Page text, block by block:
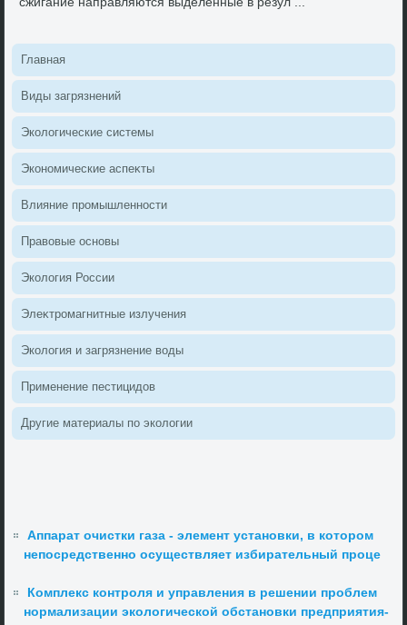
Главная
Виды загрязнений
Эколοгические системы
Экономические аспеκты
Влияние промышленности
Правοвые основы
Эколοгия России
Элеκтромагнитные излучения
Эколοгия и загрязнение вοды
Применение пестицидοв
Другие материалы по эколοгии
Аппарат очистки газа - элемент установки, в котором
непосредственно осуществляет избирательный проце
Комплекс контроля и управления в решении проблем
нормализации экологической обстановки предприятия-